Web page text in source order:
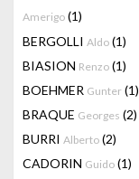
Amerigo (1)
BERGOLLI Aldo (1)
BIASION Renzo (1)
BOEHMER Gunter (1)
BRAQUE Georges (2)
BURRI Alberto (2)
CADORIN Guido (1)